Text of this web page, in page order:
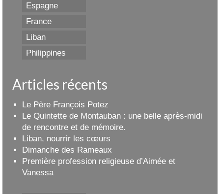
Espagne
France
Liban
Philippines
Articles récents
Le Père François Potez
Le Quintette de Montauban : une belle après-midi
de rencontre et de mémoire.
Liban, nourrir les cœurs
Dimanche des Rameaux
Première profession religieuse d’Aimée et
Vanessa